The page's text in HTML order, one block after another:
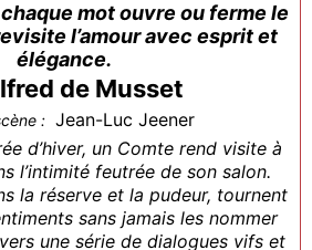
mot ouvre ou ferme le
l’amour avec esprit et
élégance.
de Musset
: Jean-Luc Jeener
d’hiver, un Comte rend visite à
l’intimité feutrée de son salon.
la réserve et la pudeur, tournent
sans jamais les nommer
une série de dialogues vifs et